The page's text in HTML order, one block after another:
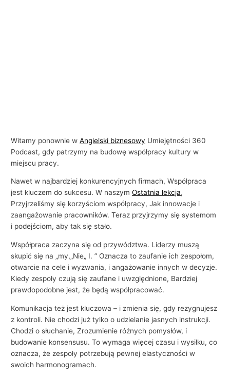
Witamy ponownie wAngielski biznesowy Umiejętności 360
Podcast, gdy patrzymy na budowę współpracy kultury w
miejscu pracy.
Nawet w najbardziej konkurencyjnych firmach, Współpraca
jest kluczem do sukcesu. W naszymOstatnia lekcja,
Przyjrzeliśmy się korzyściom współpracy, Jak innowacje i
zaangażowanie pracowników. Teraz przyjrzymy się systemom
i podejściom, aby tak się stało.
Współpraca zaczyna się od przywództwa. Liderzy muszą
skupić się na „my,„Nie„ I. ” Oznacza to zaufanie ich zespołom,
otwarcie na cele i wyzwania, i angażowanie innych w decyzje.
Kiedy zespoły czują się zaufane i uwzględnione, Bardziej
prawdopodobne jest, że będą współpracować.
Komunikacja też jest kluczowa – i zmienia się, gdy rezygnujesz
z kontroli. Nie chodzi już tylko o udzielanie jasnych instrukcji.
Chodzi o słuchanie, Zrozumienie różnych pomysłów, i
budowanie konsensusu. To wymaga więcej czasu i wysiłku, co
oznacza, że ​​zespoły potrzebują pewnej elastyczności w
swoich harmonogramach.